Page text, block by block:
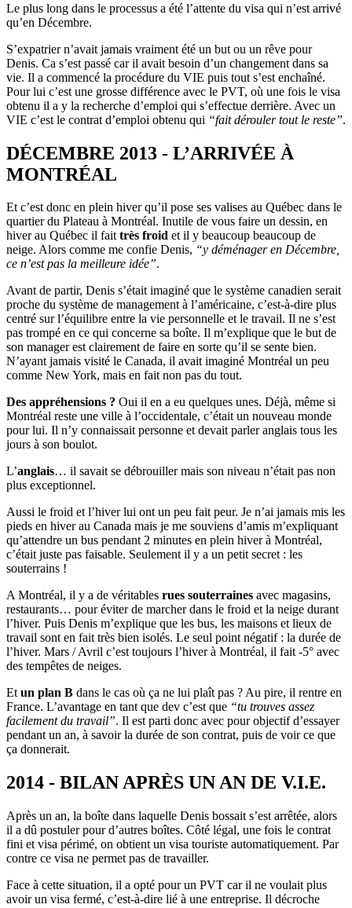
Le plus long dans le processus a été l’attente du visa qui n’est arrivé
qu’en Décembre.
S’expatrier n’avait jamais vraiment été un but ou un rêve pour
Denis. Ca s’est passé car il avait besoin d’un changement dans sa
vie. Il a commencé la procédure du VIE puis tout s’est enchaîné.
Pour lui c’est une grosse différence avec le PVT, où une fois le visa
obtenu il a y la recherche d’emploi qui s’effectue derrière. Avec un
VIE c’est le contrat d’emploi obtenu qui “fait dérouler tout le reste”.
DÉCEMBRE 2013 - L’ARRIVÉE À
MONTRÉAL
Et c’est donc en plein hiver qu’il pose ses valises au Québec dans le
quartier du Plateau à Montréal. Inutile de vous faire un dessin, en
hiver au Québec il faittrès froid et il y beaucoup beaucoup de
neige. Alors comme me confie Denis, “y déménager en Décembre,
ce n’est pas la meilleure idée”.
Avant de partir, Denis s’était imaginé que le système canadien serait
proche du système de management à l’américaine, c’est-à-dire plus
centré sur l’équilibre entre la vie personnelle et le travail. Il ne s’est
pas trompé en ce qui concerne sa boîte. Il m’explique que le but de
son manager est clairement de faire en sorte qu’il se sente bien.
N’ayant jamais visité le Canada, il avait imaginé Montréal un peu
comme New York, mais en fait non pas du tout.
Des appréhensions ? Oui il en a eu quelques unes. Déjà, même si
Montréal reste une ville à l’occidentale, c’était un nouveau monde
pour lui. Il n’y connaissait personne et devait parler anglais tous les
jours à son boulot.
L’anglais… il savait se débrouiller mais son niveau n’était pas non
plus exceptionnel.
Aussi le froid et l’hiver lui ont un peu fait peur. Je n’ai jamais mis les
pieds en hiver au Canada mais je me souviens d’amis m’expliquant
qu’attendre un bus pendant 2 minutes en plein hiver à Montréal,
c’était juste pas faisable. Seulement il y a un petit secret : les
souterrains !
A Montréal, il y a de véritables rues souterraines avec magasins,
restaurants… pour éviter de marcher dans le froid et la neige durant
l’hiver. Puis Denis m’explique que les bus, les maisons et lieux de
travail sont en fait très bien isolés. Le seul point négatif : la durée de
l’hiver. Mars / Avril c’est toujours l’hiver à Montréal, il fait -5° avec
des tempêtes de neiges.
Etun plan B dans le cas où ça ne lui plaît pas ? Au pire, il rentre en
France. L’avantage en tant que dev c’est que “tu trouves assez
facilement du travail”. Il est parti donc avec pour objectif d’essayer
pendant un an, à savoir la durée de son contrat, puis de voir ce que
ça donnerait.
2014 - BILAN APRÈS UN AN DE V.I.E.
Après un an, la boîte dans laquelle Denis bossait s’est arrêtée, alors
il a dû postuler pour d’autres boîtes. Côté légal, une fois le contrat
fini et visa périmé, on obtient un visa touriste automatiquement. Par
contre ce visa ne permet pas de travailler.
Face à cette situation, il a opté pour un PVT car il ne voulait plus
avoir un visa fermé, c’est-à-dire lié à une entreprise. Il décroche